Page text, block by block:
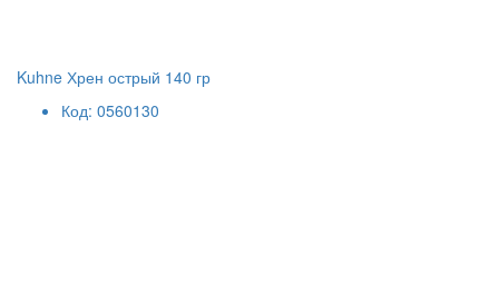
Kuhne Хрен острый 140 гр
Код: 0560130